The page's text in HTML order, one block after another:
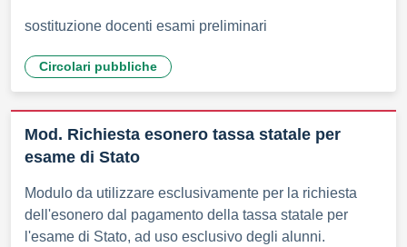
sostituzione docenti esami preliminari
Circolari pubbliche
Mod. Richiesta esonero tassa statale per
esame di Stato
Modulo da utilizzare esclusivamente per la richiesta
dell'esonero dal pagamento della tassa statale per
l'esame di Stato, ad uso esclusivo degli alunni.